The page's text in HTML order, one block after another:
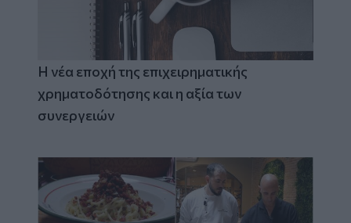
Η νέα εποχή της επιχειρηματικής
χρηματοδότησης και η αξία των
συνεργειών